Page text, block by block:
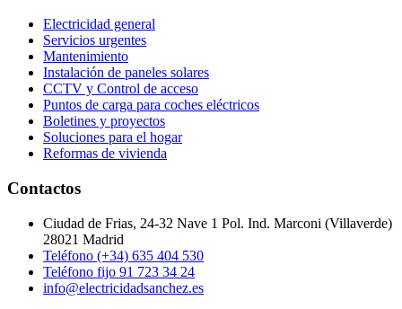
Electricidad general
Servicios urgentes
Mantenimiento
Instalación de paneles solares
CCTV y Control de acceso
Puntos de carga para coches eléctricos
Boletines y proyectos
Soluciones para el hogar
Reformas de vivienda
Contactos
Ciudad de Frias, 24-32 Nave 1 Pol. Ind. Marconi (Villaverde)
28021 Madrid
Teléfono (+34) 635 404 530
Teléfono fijo 91 723 34 24
info@electricidadsanchez.es